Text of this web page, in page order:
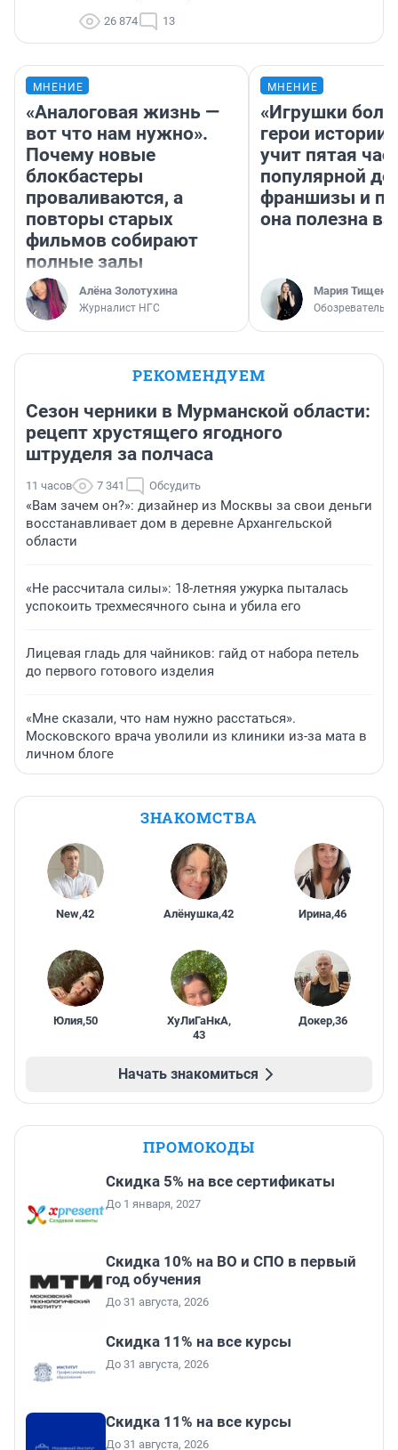
26 874 13
МНЕНИЕ
«Аналоговая жизнь —
вот что нам нужно».
Почему новые
блокбастеры
проваливаются, а
повторы старых
фильмов собирают
полные залы
Алёна Золотухина
Журналист НГС
МНЕНИЕ
«Игрушки
герои
учит пятая
популярной
франшизы и
она полезна
Мария Тищенко
Обозреватель
РЕКОМЕНДУЕМ
Сезон черники в Мурманской области:
рецепт хрустящего ягодного
штруделя за полчаса
11 часов 7 341 Обсудить
«Вам зачем он?»: дизайнер из Москвы за свои деньги
восстанавливает дом в деревне Архангельской
области
«Не рассчитала силы»: 18-летняя ужурка пыталась
успокоить трехмесячного сына и убила его
Лицевая гладь для чайников: гайд от набора петель
до первого готового изделия
«Мне сказали, что нам нужно расстаться».
Московского врача уволили из клиники из-за мата в
личном блоге
ЗНАКОМСТВА
New,42 Алёнушка,42 Ирина,46
Юлия,50 ХуЛиГаНкА,
43
Докер,36
Начать знакомиться
ПРОМОКОДЫ
Скидка 5% на все сертификаты
До 1 января, 2027
Скидка 10% на ВО и СПО в первый
год обучения
До 31 августа, 2026
Скидка 11% на все курсы
До 31 августа, 2026
Скидка 11% на все курсы
До 31 августа, 2026